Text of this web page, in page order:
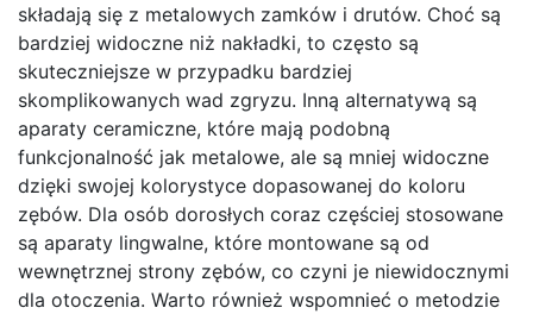
składają się z metalowych zamków i drutów. Choć są
bardziej widoczne niż nakładki, to często są
skuteczniejsze w przypadku bardziej
skomplikowanych wad zgryzu. Inną alternatywą są
aparaty ceramiczne, które mają podobną
funkcjonalność jak metalowe, ale są mniej widoczne
dzięki swojej kolorystyce dopasowanej do koloru
zębów. Dla osób dorosłych coraz częściej stosowane
są aparaty lingwalne, które montowane są od
wewnętrznej strony zębów, co czyni je niewidocznymi
dla otoczenia. Warto również wspomnieć o metodzie